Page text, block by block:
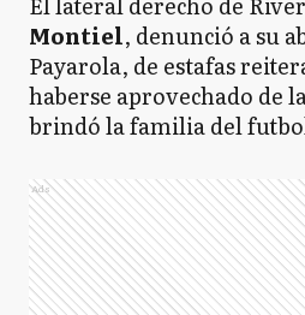
Montiel, denunció a su
Payarola, de estafas
haberse aprovechado de
brindó la familia del
Ads